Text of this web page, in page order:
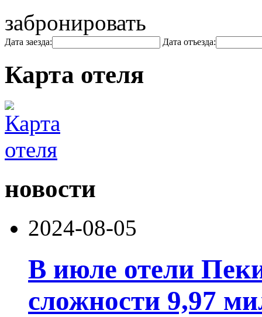
забронировать
Дата заезда: Дата отъезда:
Карта отеля
новости
2024-08-05
В июле отели
сложности 9,97